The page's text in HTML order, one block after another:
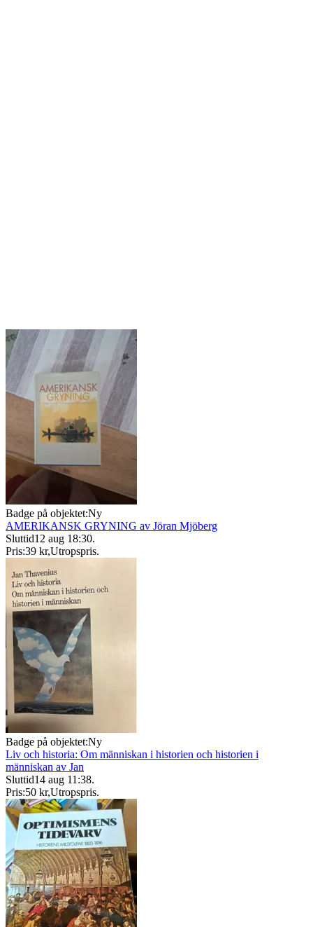
Badge på objektet:Ny
AMERIKANSK GRYNING av Jöran Mjöberg
Sluttid12 aug 18:30.
Pris:39 kr,Utropspris.
Badge på objektet:Ny
Liv och historia: Om människan i historien och historien i
människan av Jan
Sluttid14 aug 11:38.
Pris:50 kr,Utropspris.